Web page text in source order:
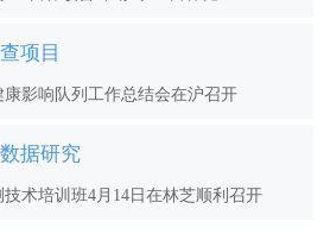
项目
影响队列工作总结会在沪召开
据研究
术培训班4月14日在林芝顺利召开